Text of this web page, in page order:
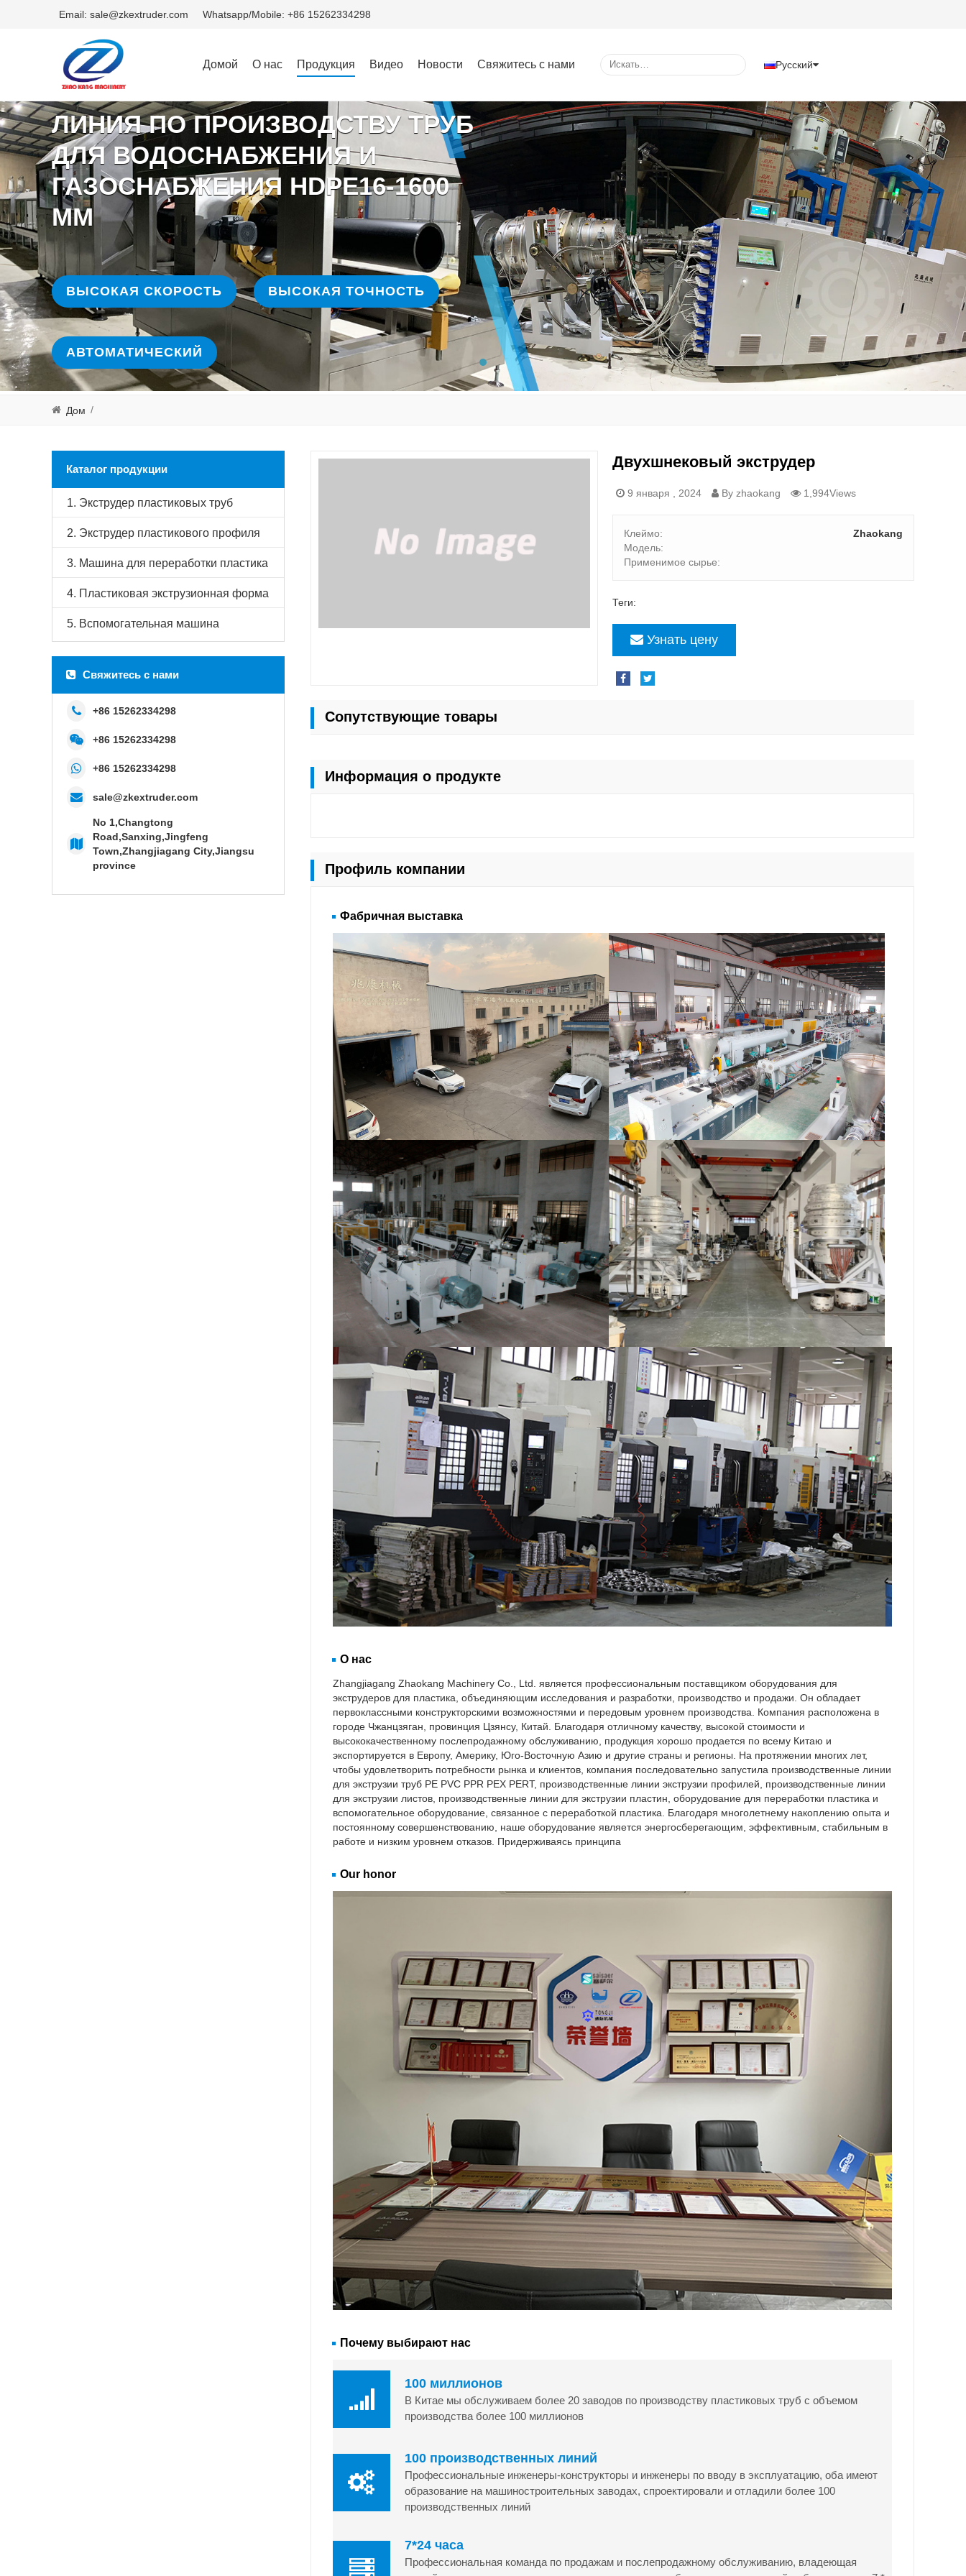
Email: sale@zkextruder.com Whatsapp/Mobile: +86 15262334298
Домой О нас Продукция Видео Новости Свяжитесь с нами Русский
ЛИНИЯ ПО ПРОИЗВОДСТВУ ТРУБ
ДЛЯ ВОДОСНАБЖЕНИЯ И
ГАЗОСНАБЖЕНИЯ HDPE16-1600
ММ
ВЫСОКАЯ СКОРОСТЬ ВЫСОКАЯ ТОЧНОСТЬ
АВТОМАТИЧЕСКИЙ
Дом /
Каталог продукции
1. Экструдер пластиковых труб
2. Экструдер пластикового профиля
3. Машина для переработки пластика
4. Пластиковая экструзионная форма
5. Вспомогательная машина
Свяжитесь с нами
+86 15262334298
+86 15262334298
+86 15262334298
sale@zkextruder.com
No 1,Changtong
Road,Sanxing,Jingfeng
Town,Zhangjiagang City,Jiangsu
province
Двухшнековый экструдер
9 января , 2024 By zhaokang 1,994Views
Клеймо:
Zhaokang
Модель:
Применимое сырье:
Теги:
Узнать цену
Сопутствующие товары
Информация о продукте
Профиль компании
Фабричная выставка
О нас
Zhangjiagang Zhaokang Machinery Co., Ltd. является профессиональным поставщиком оборудования для
экструдеров для пластика, объединяющим исследования и разработки, производство и продажи. Он обладает
первоклассными конструкторскими возможностями и передовым уровнем производства. Компания расположена в
городе Чжанцзяган, провинция Цзянсу, Китай. Благодаря отличному качеству, высокой стоимости и
высококачественному послепродажному обслуживанию, продукция хорошо продается по всему Китаю и
экспортируется в Европу, Америку, Юго-Восточную Азию и другие страны и регионы. На протяжении многих лет,
чтобы удовлетворить потребности рынка и клиентов, компания последовательно запустила производственные линии
для экструзии труб PE PVC PPR PEX PERT, производственные линии экструзии профилей, производственные линии
для экструзии листов, производственные линии для экструзии пластин, оборудование для переработки пластика и
вспомогательное оборудование, связанное с переработкой пластика. Благодаря многолетнему накоплению опыта и
постоянному совершенствованию, наше оборудование является энергосберегающим, эффективным, стабильным в
работе и низким уровнем отказов. Придерживаясь принципа
Our honor
Почему выбирают нас
100 миллионов
В Китае мы обслуживаем более 20 заводов по производству пластиковых труб с объемом
производства более 100 миллионов
100 производственных линий
Профессиональные инженеры-конструкторы и инженеры по вводу в эксплуатацию, оба имеют
образование на машиностроительных заводах, спроектировали и отладили более 100
производственных линий
7*24 часа
Профессиональная команда по продажам и послепродажному обслуживанию, владеющая